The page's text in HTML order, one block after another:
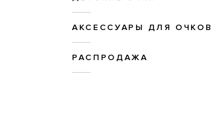
АКСЕССУАРЫ ДЛЯ ОЧКОВ
РАСПРОДАЖА